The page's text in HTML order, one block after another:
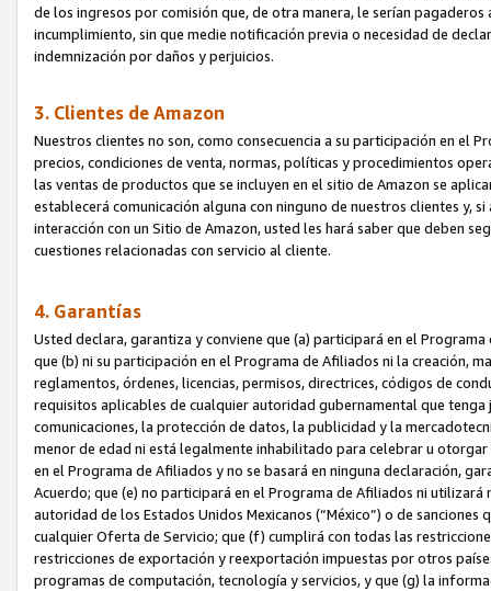
de los ingresos por comisión que, de otra manera, le serían
incumplimiento, sin que medie notificación previa o necesidad de
indemnización por daños y perjuicios.
3. Clientes de Amazon
Nuestros clientes no son, como consecuencia a su participación en el
precios, condiciones de venta, normas, políticas y procedimientos
las ventas de productos que se incluyen en el sitio de Amazon se
establecerá comunicación alguna con ninguno de nuestros clientes y,
interacción con un Sitio de Amazon, usted les hará saber que deben
cuestiones relacionadas con servicio al cliente.
4. Garantías
Usted declara, garantiza y conviene que (a) participará en el
que (b) ni su participación en el Programa de Afiliados ni la creación,
reglamentos, órdenes, licencias, permisos, directrices, códigos de
requisitos aplicables de cualquier autoridad gubernamental que
comunicaciones, la protección de datos, la publicidad y la
menor de edad ni está legalmente inhabilitado para celebrar u
en el Programa de Afiliados y no se basará en ninguna declaración,
Acuerdo; que (e) no participará en el Programa de Afiliados ni
autoridad de los Estados Unidos Mexicanos (“México”) o de
cualquier Oferta de Servicio; que (f) cumplirá con todas las
restricciones de exportación y reexportación impuestas por otros
programas de computación, tecnología y servicios, y que (g) la